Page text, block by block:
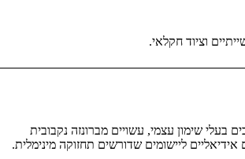
וציוד חקלאי.
בעלי שימון עצמי, עשויים מברונזה נקבובית
ליישומים שדורשים תחזוקה מינימלית.